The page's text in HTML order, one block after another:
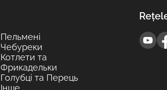
Пельмені
Чебуреки
Котлети та
Фрикадельки
Голубці та Перець
Інше